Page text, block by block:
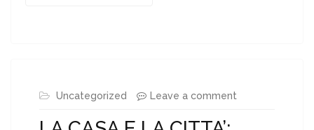
Uncategorized Leave a comment